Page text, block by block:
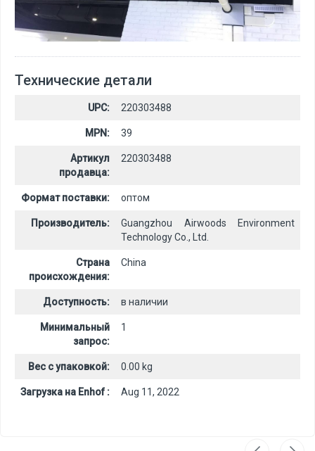
Технические детали
UPC: 220303488
MPN: 39
Артикул
продавца:
220303488
Формат поставки: оптом
Производитель:
Guangzhou Airwoods Environment
Technology Co., Ltd.
Страна
происхождения:
China
Доступность: в наличии
Минимальный
запрос:
1
Вес с упаковкой: 0.00 kg
Загрузка на Enhof : Aug 11, 2022